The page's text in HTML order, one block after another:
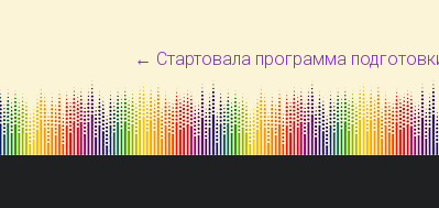
← Стартовала программа